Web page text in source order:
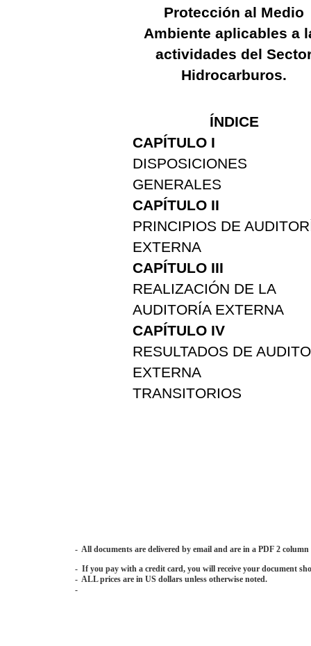
Protección al Medio
Ambiente aplicables a
actividades del
Hidrocarburos.
ÍNDICE
CAPÍTULO I
DISPOSICIONES
GENERALES
CAPÍTULO II
PRINCIPIOS DE
EXTERNA
CAPÍTULO III
REALIZACIÓN DE LA
AUDITORÍA EXTERNA
CAPÍTULO IV
RESULTADOS DE
EXTERNA
TRANSITORIOS
- All documents are delivered by email and are in a PDF 2
- If you pay with a credit card, you will receive your document
- ALL prices are in US dollars unless otherwise noted.
-